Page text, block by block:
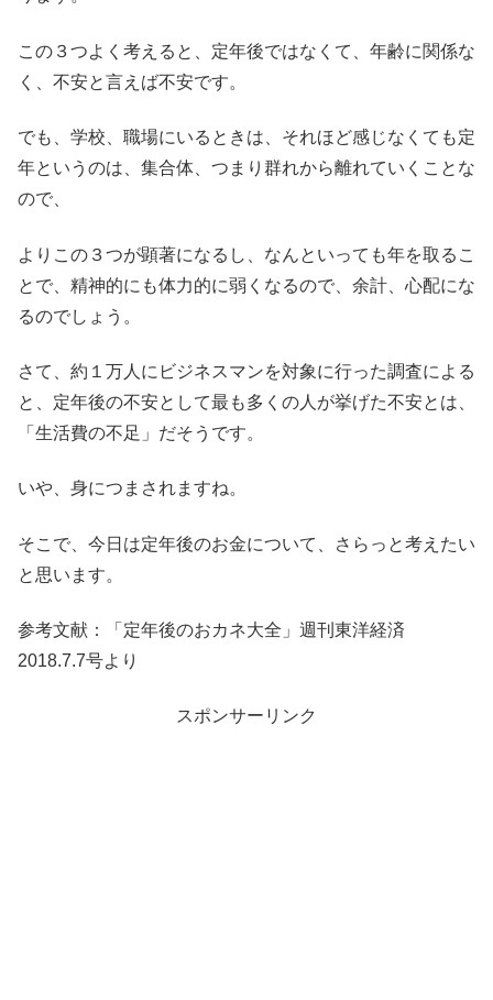
この３つよく考えると、定年後ではなくて、年齢に関係な
く、不安と言えば不安です。
でも、学校、職場にいるときは、それほど感じなくても定
年というのは、集合体、つまり群れから離れていくことな
ので、
よりこの３つが顕著になるし、なんといっても年を取るこ
とで、精神的にも体力的に弱くなるので、余計、心配にな
るのでしょう。
さて、約１万人にビジネスマンを対象に行った調査による
と、定年後の不安として最も多くの人が挙げた不安とは、
「生活費の不足」だそうです。
いや、身につまされますね。
そこで、今日は定年後のお金について、さらっと考えたい
と思います。
参考文献：「定年後のおカネ大全」週刊東洋経済
2018.7.7号より
スポンサーリンク